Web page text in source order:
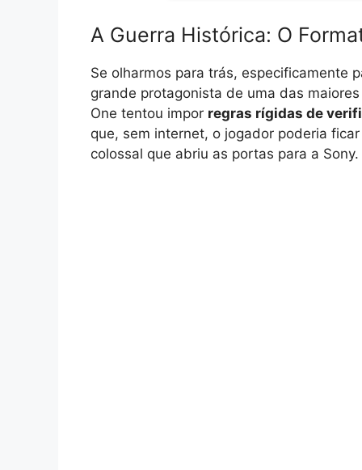
A Guerra Histórica: O
Se olharmos para trás, especificamente
grande protagonista de uma das
One tentou impor regras rígidas de
que, sem internet, o jogador poderia
colossal que abriu as portas para a Sony.